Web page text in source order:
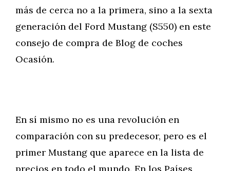
más de cerca no a la primera, sino a la sexta
generación del Ford Mustang (S550) en este
consejo de compra de Blog de coches
Ocasión.
En sí mismo no es una revolución en
comparación con su predecesor, pero es el
primer Mustang que aparece en la lista de